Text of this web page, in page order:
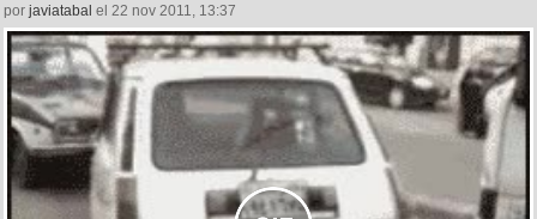
por javiatabal el 22 nov 2011, 13:37